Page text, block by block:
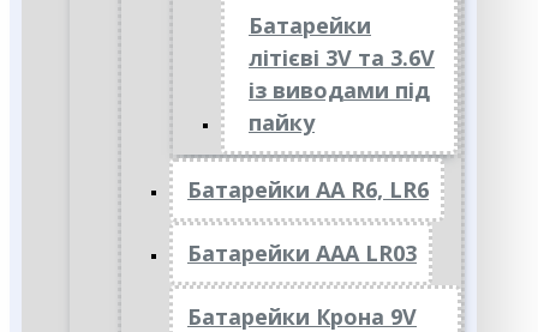
Батарейки
літієві 3V та 3.6V
із виводами під
пайку
Батарейки АА R6, LR6
Батарейки АAА LR03
Батарейки Крона 9V